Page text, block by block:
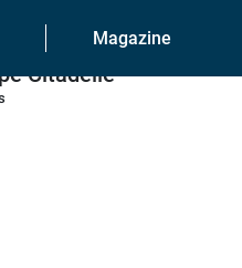
Magazine
Citadelle